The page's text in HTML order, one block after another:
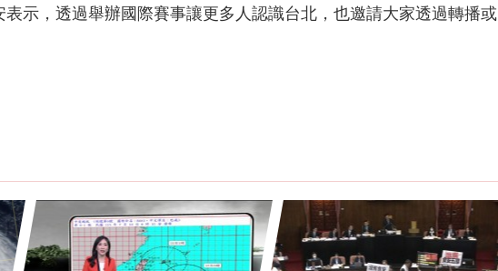
示，透過舉辦國際賽事讓更多人認識台北，也邀請大家透過轉播或